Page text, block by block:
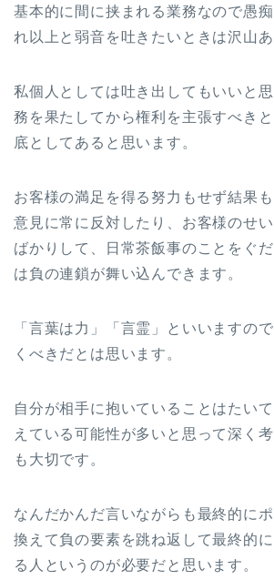
基本的に間に挟まれる業務なので愚
れ以上と弱音を吐きたいときは沢山あ
私個人としては吐き出してもいいと
務を果たしてから権利を主張すべき
底としてあると思います。
お客様の満足を得る努力もせず結果
意見に常に反対したり、お客様のせ
ばかりして、日常茶飯事のことをぐ
は負の連鎖が舞い込んできます。
「言葉は力」「言霊」といいますの
くべきだとは思います。
自分が相手に抱いていることはたい
えている可能性が多いと思って深く
も大切です。
なんだかんだ言いながらも最終的に
換えて負の要素を跳ね返して最終的
る人というのが必要だと思います。